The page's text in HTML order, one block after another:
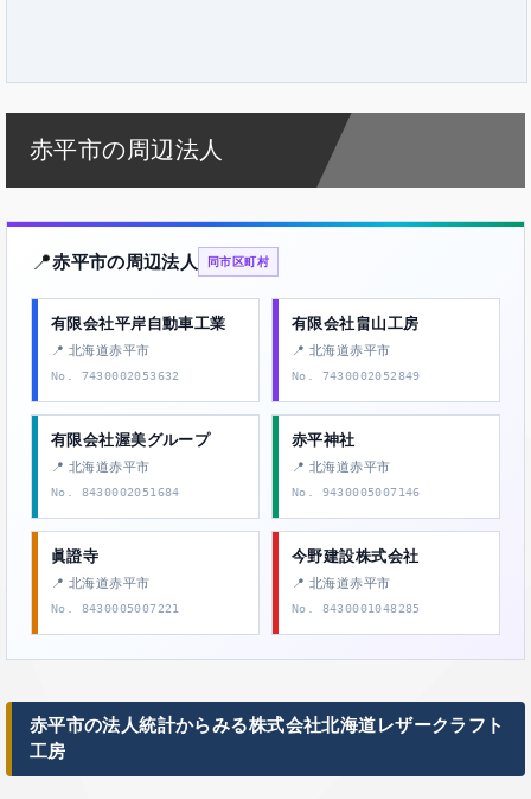
赤平市の周辺法人
📍赤平市の周辺法人 同市区町村
有限会社平岸自動車工業
📍 北海道赤平市
No. 7430002053632
有限会社畠山工房
📍 北海道赤平市
No. 7430002052849
有限会社渥美グループ
📍 北海道赤平市
No. 8430002051684
赤平神社
📍 北海道赤平市
No. 9430005007146
眞證寺
📍 北海道赤平市
No. 8430005007221
今野建設株式会社
📍 北海道赤平市
No. 8430001048285
赤平市の法人統計からみる株式会社北海道レザークラフト
工房